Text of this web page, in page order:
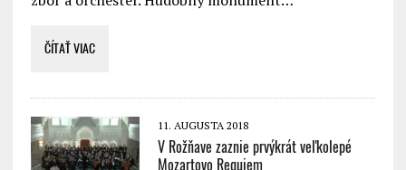
ČÍTAŤ VIAC
11. AUGUSTA 2018
V Rožňave zaznie prvýkrát veľkolepé
Mozartovo Requiem